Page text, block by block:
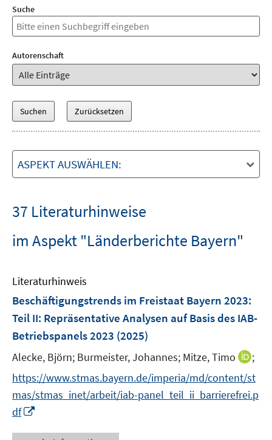
Suche
Autorenschaft
ASPEKT AUSWÄHLEN:
37 Literaturhinweise
im Aspekt "Länderberichte Bayern"
Literaturhinweis
Beschäftigungstrends im Freistaat Bayern 2023:
Teil II: Repräsentative Analysen auf Basis des IAB-
Betriebspanels 2023 (2025)
Alecke, Björn; Burmeister, Johannes; Mitze, Timo
I
n
n
e
;
https://www.stmas.bayern.de/imperia/md/content/st
mas/stmas_inet/arbeit/iab-panel_teil_ii_barrierefrei.p
df